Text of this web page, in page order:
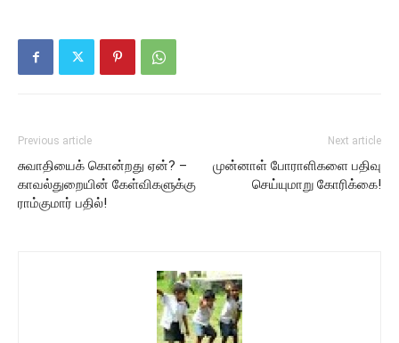
Previous article
சுவாதியைக் கொன்றது ஏன்? –
காவல்துறையின் கேள்விகளுக்கு
ராம்குமார் பதில்!
Next article
முன்னாள் போராளிகளை பதிவு
செய்யுமாறு கோரிக்கை!